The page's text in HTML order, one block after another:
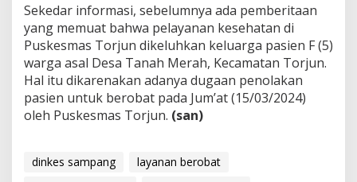
Sekedar informasi, sebelumnya ada pemberitaan
yang memuat bahwa pelayanan kesehatan di
Puskesmas Torjun dikeluhkan keluarga pasien F (5)
warga asal Desa Tanah Merah, Kecamatan Torjun.
Hal itu dikarenakan adanya dugaan penolakan
pasien untuk berobat pada Jum’at (15/03/2024)
oleh Puskesmas Torjun. (san)
dinkes sampang
layanan berobat